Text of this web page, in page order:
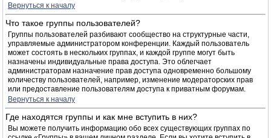
Вернуться к началу
Что такое группы пользователей?
Группы пользователей разбивают сообщество на структурные части,
управляемые администратором конференции. Каждый пользователь
может состоять в нескольких группах, и каждой группе могут быть
назначены индивидуальные права доступа. Это облегчает
администраторам назначение прав доступа одновременно большому
количеству пользователей, например, изменение модераторских прав
или предоставление пользователям доступа к приватным форумам.
Вернуться к началу
Где находятся группы и как мне вступить в них?
Вы можете получить информацию обо всех существующих группах по